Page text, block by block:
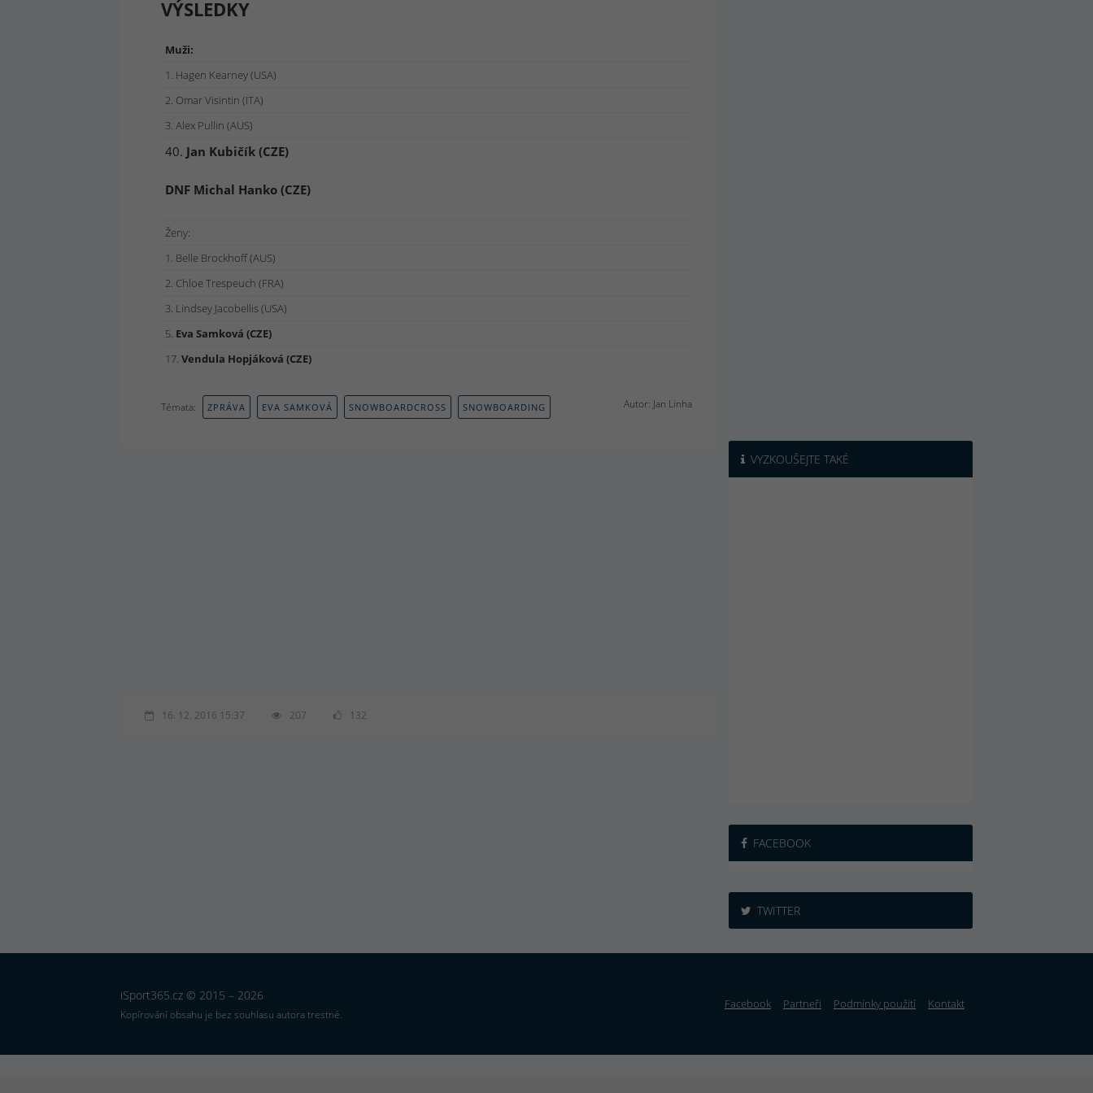
VÝSLEDKY
Muži:
1. Hagen Kearney (USA)
2. Omar Visintin (ITA)
3. Alex Pullin (AUS)
40. Jan Kubičík (CZE)
DNF Michal Hanko (CZE)
Ženy:
1. Belle Brockhoff (AUS)
2. Chloe Trespeuch (FRA)
3. Lindsey Jacobellis (USA)
5. Eva Samková (CZE)
17. Vendula Hopjáková (CZE)
Autor: Jan Linha
Témata: ZPRÁVA EVA SAMKOVÁ SNOWBOARDCROSS SNOWBOARDING
16. 12. 2016 15:37 207 132
VYZKOUŠEJTE TAKÉ
FACEBOOK
TWITTER
Facebook Partneři Podmínky použití Kontakt
iSport365.cz © 2015 – 2026
Kopírování obsahu je bez souhlasu autora trestné.